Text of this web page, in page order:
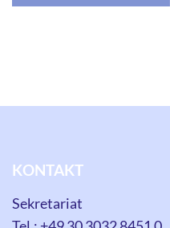
KONTAKT
Sekretariat